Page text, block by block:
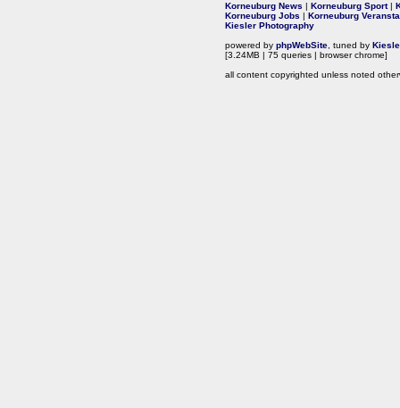
Korneuburg News | Korneuburg Sport|
Korneuburg Jobs | Korneuburg
Kiesler Photography
powered by phpWebSite , tuned by
[3.24MB | 75 queries | browser chrome]
all content copyrighted unless noted